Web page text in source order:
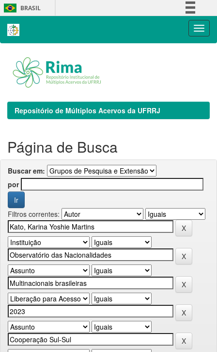
Skip
navigation
BRASIL
Repositório de Múltiplos Acervos da UFRRJ
Página de Busca
Buscar em:
por
Filtros correntes: